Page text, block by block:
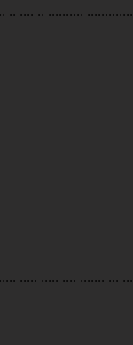
.... .. ..........
..... ..... .... ....... ...